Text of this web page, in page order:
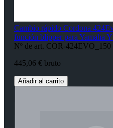
Cambio rápido Cordona
función blipper para Yamaha
Nº de art. COR-424EVO_150
445,06 € bruto
Añadir al carrito